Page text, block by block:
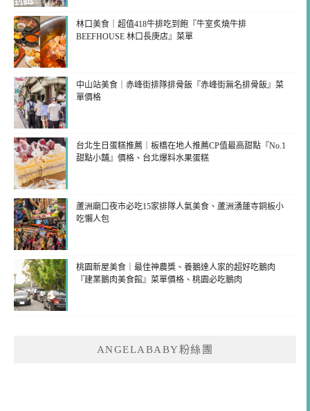
林口美食｜超值418牛排吃到飽『牛室炙燒牛排
BEEFHOUSE 林口長庚店』菜單
中山站美食｜赤峰街排隊排骨飯『赤峰街無名排骨飯』菜
單價格
台北生日蛋糕推薦｜板橋在地人推薦CP值最高甜點『No.1
甜點小舖』價格、台北爆料水果蛋糕
蘆洲廟口夜市必吃15家排隊人氣美食、蘆洲湧蓮寺銅板小
吃懶人包
桃園新屋美食｜最佳神農獎、養鵝達人家的超好吃鵝肉
『建業鵝肉美食館』菜單價格、桃園必吃鵝肉
ANGELABABY粉絲團